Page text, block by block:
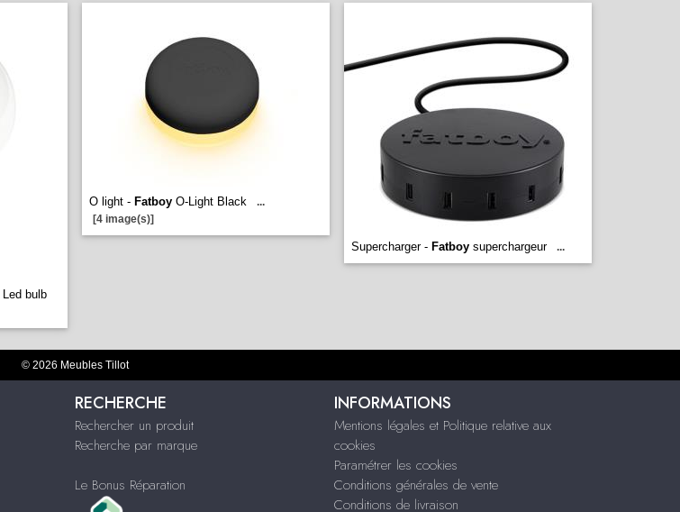
Led bulb
O light - Fatboy O-Light Black
...
[4 image(s)]
Supercharger - Fatboy superchargeur ...
© 2026 Meubles Tillot
RECHERCHE
Rechercher un produit
Recherche par marque
Le Bonus Réparation
INFORMATIONS
Mentions légales et Politique relative aux
cookies
Paramétrer les cookies
Conditions générales de vente
Conditions de livraison